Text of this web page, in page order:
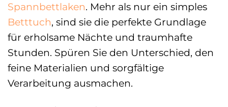
Spannbettlaken. Mehr als nur ein simples
Betttuch, sind sie die perfekte Grundlage
für erholsame Nächte und traumhafte
Stunden. Spüren Sie den Unterschied, den
feine Materialien und sorgfältige
Verarbeitung ausmachen.